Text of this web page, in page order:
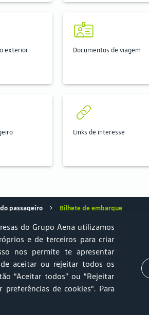
exterior Documentos de viagem
Links de interesse
passageiro Bilhete de embarque
Ouvidoria
e Sustentabilidade Estacionamento
Trabalhe Conosco
do Grupo Aena utilizamos
e de terceiros para criar
nos permite te apresentar
aceitar ou rejeitar todos os
“Aceitar todos” ou “Rejeitar
de cookies”. Para